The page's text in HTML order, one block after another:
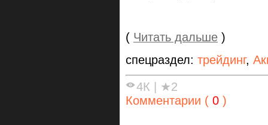
( Читать дальше )
спецраздел: трейдинг,
4К
★2
Комментарии ( 0 )